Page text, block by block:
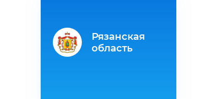
Рязанская
область